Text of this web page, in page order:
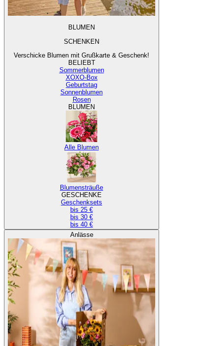
BLUMEN
SCHENKEN
Verschicke Blumen mit Grußkarte & Geschenk!
BELIEBT
Sommerblumen
XOXO-Box
Geburtstag
Sonnenblumen
Rosen
BLUMEN
Alle Blumen
Blumensträuße
GESCHENKE
Geschenksets
bis 25 €
bis 30 €
bis 40 €
Anlässe